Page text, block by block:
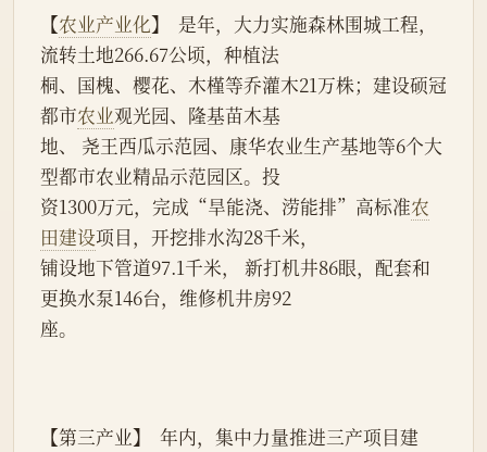
【农业产业化】  是年，大力实施森林围城工程，
流转土地266.67公顷，种植法
桐、国槐、樱花、木槿等乔灌木21万株；建设硕冠
都市农业观光园、隆基苗木基
地、 尧王西瓜示范园、康华农业生产基地等6个大
型都市农业精品示范园区。投
资1300万元，完成“旱能浇、涝能排”高标准农
田建设项目，开挖排水沟28千米，
铺设地下管道97.1千米， 新打机井86眼，配套和
更换水泵146台，维修机井房92
座。
【第三产业】  年内，集中力量推进三产项目建